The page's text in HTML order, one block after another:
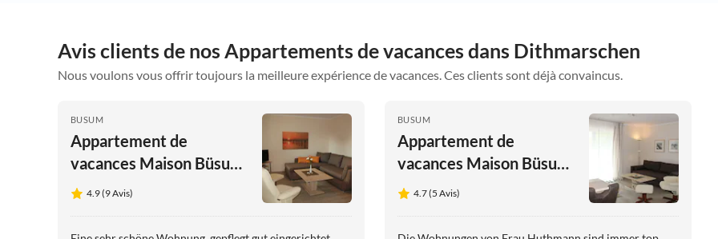
Avis clients de nos Appartements de vacances dans Dithmarschen
Nous voulons vous offrir toujours la meilleure expérience de vacances. Ces clients sont déjà convaincus.
BUSUM
Appartement de
vacances Maison Büsum
3 Pièces
4.9 (9 Avis)
BUSUM
Appartement de
vacances Maison Büsum
2 Pièces
4.7 (5 Avis)